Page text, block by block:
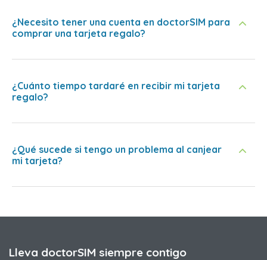
¿Necesito tener una cuenta en doctorSIM para
comprar una tarjeta regalo?
¿Cuánto tiempo tardaré en recibir mi tarjeta
regalo?
¿Qué sucede si tengo un problema al canjear
mi tarjeta?
Lleva doctorSIM siempre contigo